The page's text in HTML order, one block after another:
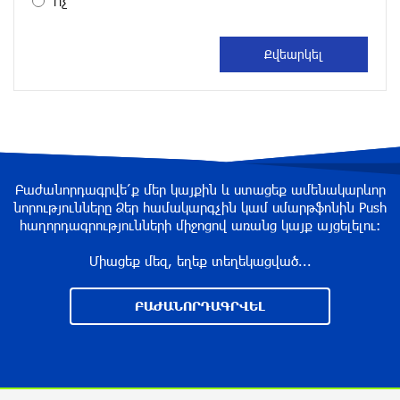
DIALOG Organization - Partner of the “Born in
Artsakh” Program
“Past”: A Publicly Funded Concert for the
Privileged Few?
about a year ago
With a Mission to Preserve Armenian Heritage:
AraratBank Sponsors the "Artsakh" Orchestra
Concert
Բաժանորդագրվե՛ք մեր կայքին և ստացեք ամենակարևոր
նորությունները Ձեր համակարգչին կամ սմարթֆոնին Push
հաղորդագրությունների միջոցով առանց կայք այցելելու։
Միացեք մեզ, եղեք տեղեկացված...
ԲԱԺԱՆՈՐԴԱԳՐՎԵԼ